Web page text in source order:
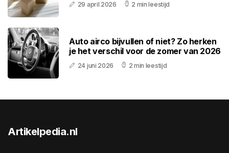
29 april 2026 2 min leestijd
Auto airco bijvullen of niet? Zo herken
je het verschil voor de zomer van 2026
24 juni 2026 2 min leestijd
Artikelpedia.nl